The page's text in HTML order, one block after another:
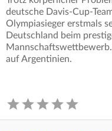
deutsche Davis-Cup-
Olympiasieger erstmals
Deutschland beim
auf Argentinien.